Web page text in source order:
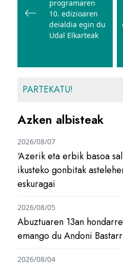
programaren
10. edizioaren
deialdia egin du
Udal Elkarteak
PARTEKATU!
Azken albisteak
‘Azerik eta erbik basoa
ikusteko gonbitak
eskuragai
2026/08/07
Abuztuaren 13an
emango du Andoni
2026/08/05
2026/08/04